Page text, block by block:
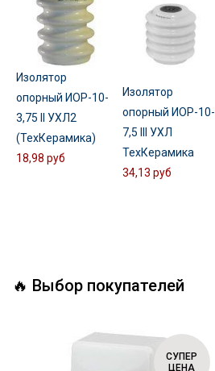
Изолятор
опорный ИОР-10-
3,75 II УХЛ2
(ТехКерамика)
18,98 руб
Изолятор
опорный ИОР-10-
7,5 III УХЛ
ТехКерамика
34,13 руб
🔥 Выбор покупателей
СУПЕР
ЦЕНА